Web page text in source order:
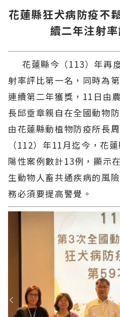
花蓮縣狂犬病防疫不
續二年注射
花蓮縣今（113）年再
射率評比第一名，同時為
連續第二年獲獎，11日由
長邱垂章親自在全國動物
由花蓮縣動植物防疫所長
（112）年11月迄今，花
陽性案例數計13例，顯示
生動物人畜共通疾病的風
務必須要提高警覺。